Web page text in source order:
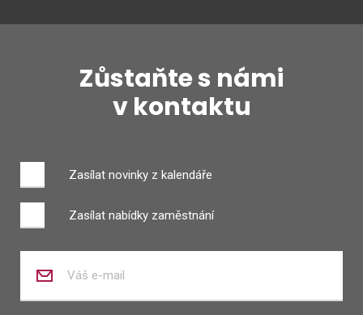
Zůstaňte s námi
v kontaktu
Zasílat novinky z kalendáře
Zasílat nabídky zaměstnání
váš
mail